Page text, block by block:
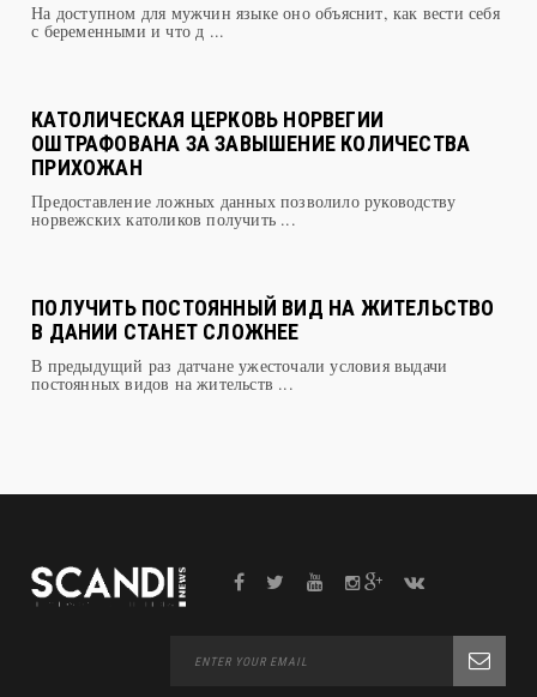
На доступном для мужчин языке оно объяснит, как вести себя
с беременными и что д ...
КАТОЛИЧЕСКАЯ ЦЕРКОВЬ НОРВЕГИИ
ОШТРАФОВАНА ЗА ЗАВЫШЕНИЕ КОЛИЧЕСТВА
ПРИХОЖАН
Предоставление ложных данных позволило руководству
норвежских католиков получить ...
ПОЛУЧИТЬ ПОСТОЯННЫЙ ВИД НА ЖИТЕЛЬСТВО
В ДАНИИ СТАНЕТ СЛОЖНЕЕ
В предыдущий раз датчане ужесточали условия выдачи
постоянных видов на жительств ...